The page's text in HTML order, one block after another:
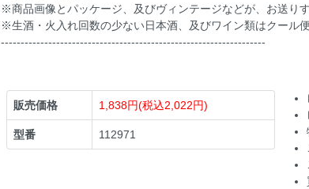
※商品画像とパッケージ、及びヴィンテージなどが、お送り
※生酒・火入れ回数の少ない日本酒、及びワイン類はクール
-------------------------------------------------------------------
販売価格 1,838円(税込2,022円)
型番 112971